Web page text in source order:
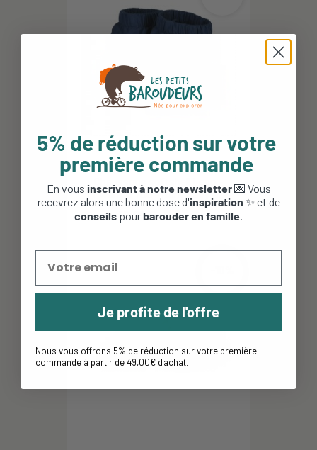
Lwaripo 700 - Dark Navy -...
19,95 € 11,97 €
5% de réduction sur votre
première commande
En vous inscrivant à notre newsletter💌 Vous
recevrez alors une bonne dose d'inspiration ✨ et de
conseils pourbarouder en famille
Je profite de l'offre
Nous vous offrons 5% de réduction sur votre première
commande à partir de 49,00€ d'achat